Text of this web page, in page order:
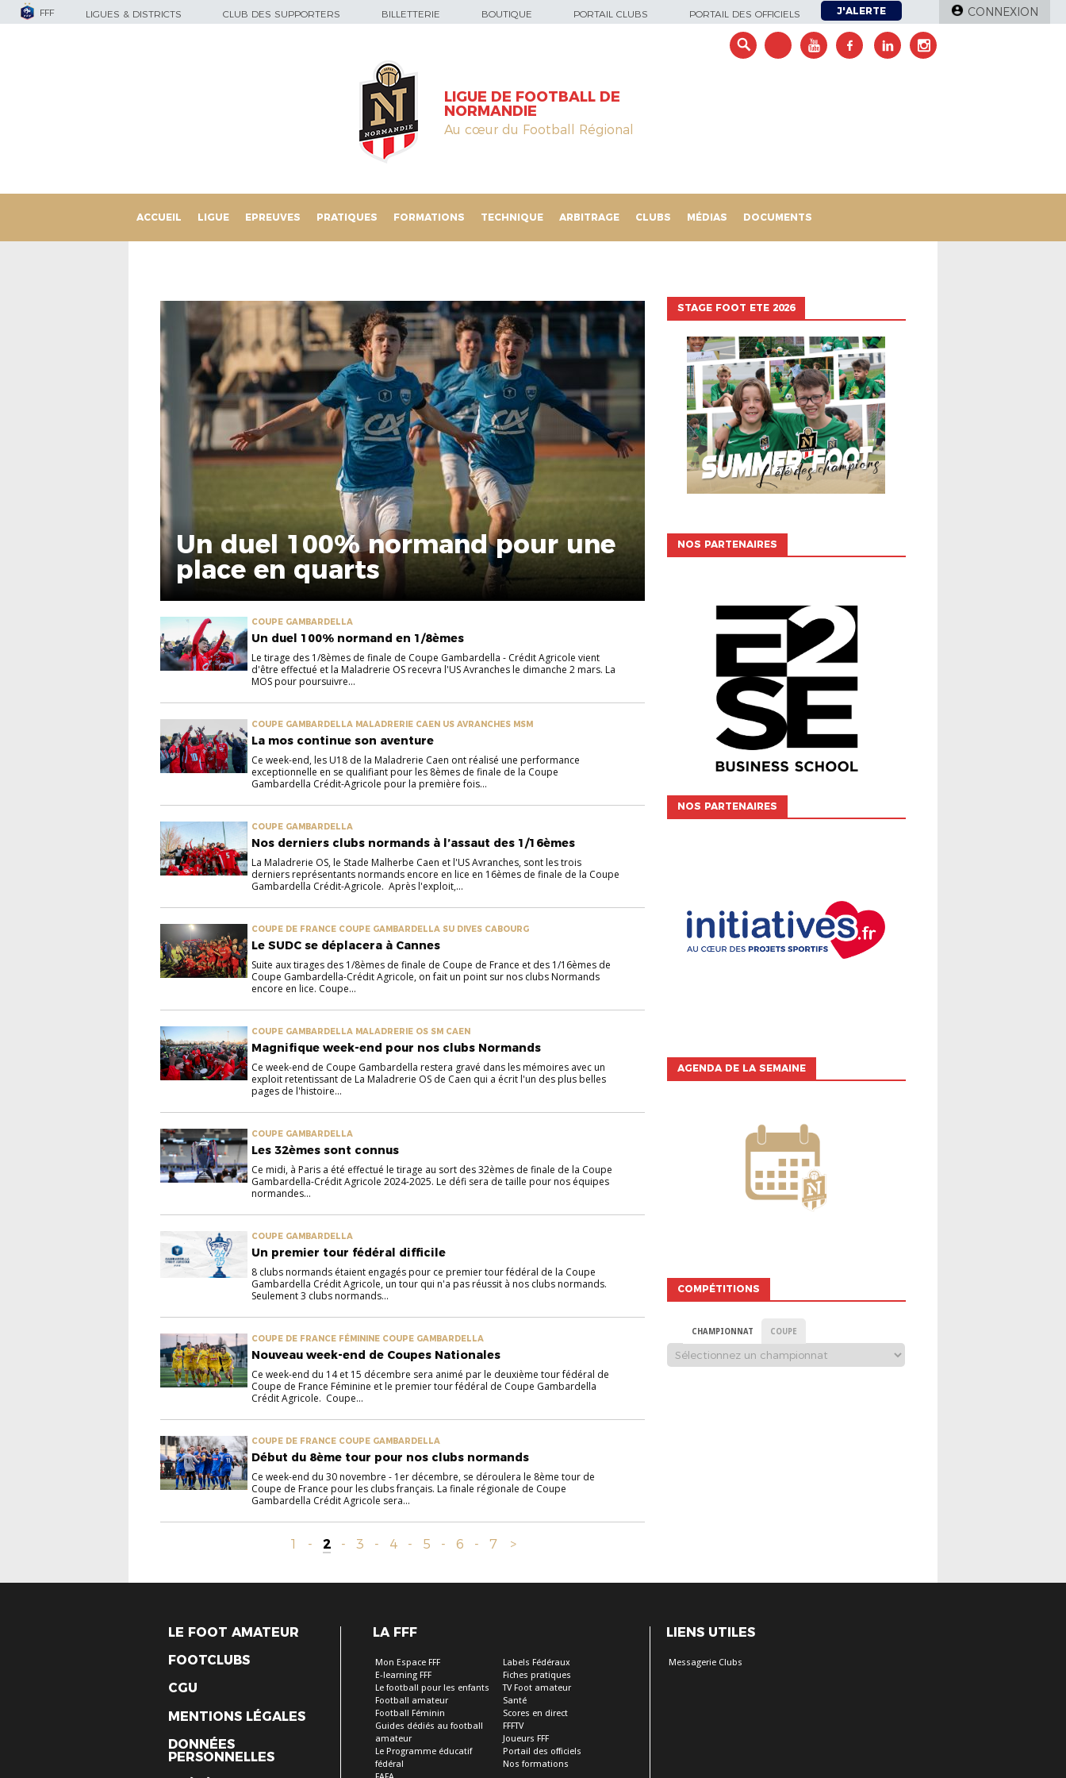
FFF LIGUES & DISTRICTS CLUB DES SUPPORTERS BILLETTERIE BOUTIQUE PORTAIL CLUBS PORTAIL DES OFFICIELS J'ALERTE CONNEXION
LIGUE DE FOOTBALL DE
NORMANDIE
Au cœur du Football Régional
ACCUEIL LIGUE EPREUVES PRATIQUES FORMATIONS TECHNIQUE ARBITRAGE CLUBS MÉDIAS DOCUMENTS
Un duel 100% normand pour une
place en quarts
COUPE GAMBARDELLA
Un duel 100% normand en 1/8èmes
Le tirage des 1/8èmes de finale de Coupe Gambardella - Crédit Agricole vient
d'être effectué et la Maladrerie OS recevra l'US Avranches le dimanche 2 mars. La
MOS pour poursuivre...
COUPE GAMBARDELLA MALADRERIE CAEN US AVRANCHES MSM
La mos continue son aventure
Ce week-end, les U18 de la Maladrerie Caen ont réalisé une performance
exceptionnelle en se qualifiant pour les 8èmes de finale de la Coupe
Gambardella Crédit-Agricole pour la première fois...
COUPE GAMBARDELLA
Nos derniers clubs normands à l’assaut des 1/16èmes
La Maladrerie OS, le Stade Malherbe Caen et l'US Avranches, sont les trois
derniers représentants normands encore en lice en 16èmes de finale de la Coupe
Gambardella Crédit-Agricole. Après l'exploit,...
COUPE DE FRANCE COUPE GAMBARDELLA SU DIVES CABOURG
Le SUDC se déplacera à Cannes
Suite aux tirages des 1/8èmes de finale de Coupe de France et des 1/16èmes de
Coupe Gambardella-Crédit Agricole, on fait un point sur nos clubs Normands
encore en lice. Coupe...
COUPE GAMBARDELLA MALADRERIE OS SM CAEN
Magnifique week-end pour nos clubs Normands
Ce week-end de Coupe Gambardella restera gravé dans les mémoires avec un
exploit retentissant de La Maladrerie OS de Caen qui a écrit l'un des plus belles
pages de l'histoire...
COUPE GAMBARDELLA
Les 32èmes sont connus
Ce midi, à Paris a été effectué le tirage au sort des 32èmes de finale de la Coupe
Gambardella-Crédit Agricole 2024-2025. Le défi sera de taille pour nos équipes
normandes...
COUPE GAMBARDELLA
Un premier tour fédéral difficile
8 clubs normands étaient engagés pour ce premier tour fédéral de la Coupe
Gambardella Crédit Agricole, un tour qui n'a pas réussit à nos clubs normands.
Seulement 3 clubs normands...
COUPE DE FRANCE FÉMININE COUPE GAMBARDELLA
Nouveau week-end de Coupes Nationales
Ce week-end du 14 et 15 décembre sera animé par le deuxième tour fédéral de
Coupe de France Féminine et le premier tour fédéral de Coupe Gambardella
Crédit Agricole. Coupe...
COUPE DE FRANCE COUPE GAMBARDELLA
Début du 8ème tour pour nos clubs normands
Ce week-end du 30 novembre - 1er décembre, se déroulera le 8ème tour de
Coupe de France pour les clubs français. La finale régionale de Coupe
Gambardella Crédit Agricole sera...
1 - 2 - 3 - 4 - 5 - 6 - 7 >
STAGE FOOT ETE 2026
NOS PARTENAIRES
NOS PARTENAIRES
AGENDA DE LA SEMAINE
COMPÉTITIONS
CHAMPIONNAT COUPE
LE FOOT AMATEUR
FOOTCLUBS
CGU
MENTIONS LÉGALES
DONNÉES
PERSONNELLES
LA FFF
Mon Espace FFF
E-learning FFF
Le football pour les enfants
Football amateur
Football Féminin
Guides dédiés au football
amateur
Le Programme éducatif
fédéral
Labels Fédéraux
Fiches pratiques
TV Foot amateur
Santé
Scores en direct
FFFTV
Joueurs FFF
Portail des officiels
Nos formations
LIENS UTILES
Messagerie Clubs